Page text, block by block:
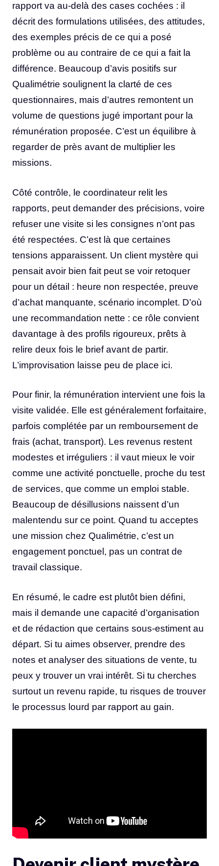
rapport va au-delà des cases cochées : il
décrit des formulations utilisées, des attitudes,
des exemples précis de ce qui a posé
problème ou au contraire de ce qui a fait la
différence. Beaucoup d’avis positifs sur
Qualimétrie soulignent la clarté de ces
questionnaires, mais d’autres remontent un
volume de questions jugé important pour la
rémunération proposée. C’est un équilibre à
regarder de près avant de multiplier les
missions.
Côté contrôle, le coordinateur relit les
rapports, peut demander des précisions, voire
refuser une visite si les consignes n’ont pas
été respectées. C’est là que certaines
tensions apparaissent. Un client mystère qui
pensait avoir bien fait peut se voir retoquer
pour un détail : heure non respectée, preuve
d’achat manquante, scénario incomplet. D’où
une recommandation nette : ce rôle convient
davantage à des profils rigoureux, prêts à
relire deux fois le brief avant de partir.
L’improvisation laisse peu de place ici.
Pour finir, la rémunération intervient une fois la
visite validée. Elle est généralement forfaitaire,
parfois complétée par un remboursement de
frais (achat, transport). Les revenus restent
modestes et irréguliers : il vaut mieux le voir
comme une activité ponctuelle, proche du test
de services, que comme un emploi stable.
Beaucoup de désillusions naissent d’un
malentendu sur ce point. Quand tu acceptes
une mission chez Qualimétrie, c’est un
engagement ponctuel, pas un contrat de
travail classique.
En résumé, le cadre est plutôt bien défini,
mais il demande une capacité d’organisation
et de rédaction que certains sous-estiment au
départ. Si tu aimes observer, prendre des
notes et analyser des situations de vente, tu
peux y trouver un vrai intérêt. Si tu cherches
surtout un revenu rapide, tu risques de trouver
le processus lourd par rapport au gain.